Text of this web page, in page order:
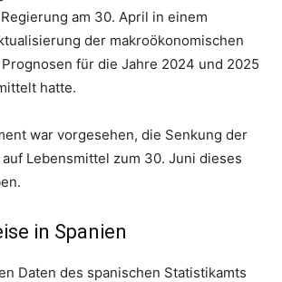
am 30. April in einem
der makroökonomischen
für die Jahre 2024 und 2025
hatte.
war vorgesehen, die Senkung der
Lebensmittel zum 30. Juni dieses
in Spanien
Daten des spanischen Statistikamts